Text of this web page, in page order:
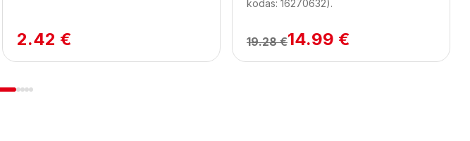
2.42 €
kodas: 16270632).
19.28 €14.99 €
1 2345